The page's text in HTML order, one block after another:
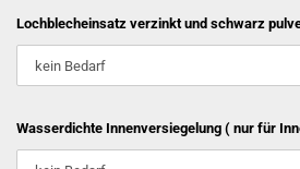
Lochblecheinsatz verzinkt und schwarz
Wasserdichte Innenversiegelung ( nur für